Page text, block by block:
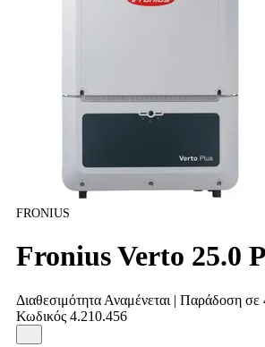
FRONIUS
Fronius Verto 25.0
Διαθεσιμότητα Αναμένεται | Παράδοση σε
Κωδικός 4.210.456